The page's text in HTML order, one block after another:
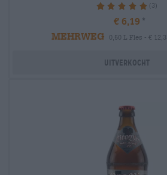
100% (3)
€ 6,19
MEHRWEG
0,50 L Fles - €
Uitverkocht